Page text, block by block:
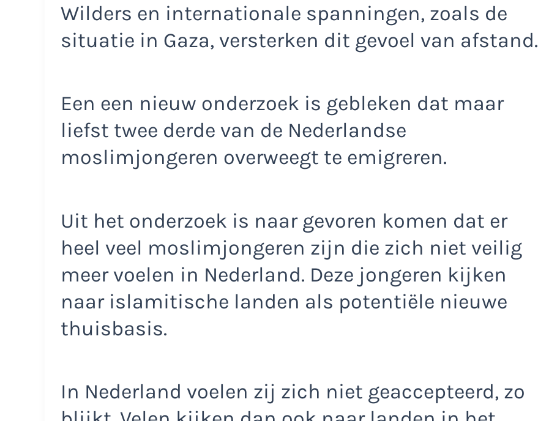
Wilders en internationale spanningen, zoals de
situatie in Gaza, versterken dit gevoel van afstand.
Een een nieuw onderzoek is gebleken dat maar
liefst twee derde van de Nederlandse
moslimjongeren overweegt te emigreren.
Uit het onderzoek is naar gevoren komen dat er
heel veel moslimjongeren zijn die zich niet veilig
meer voelen in Nederland. Deze jongeren kijken
naar islamitische landen als potentiële nieuwe
thuisbasis.
In Nederland voelen zij zich niet geaccepteerd, zo